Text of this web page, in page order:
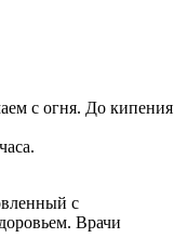
с огня. До кипения
с
Врачи